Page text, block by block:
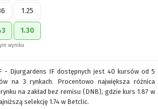
1.25
1.30
wyniku
- Djurgardens IF dostępnych jest 40 kursów od 5
na 3 rynkach. Procentowo największa różnica
na zakład bez remisu (DNB), gdzie kurs 1.87 w
selekcję 1.74 w Betclic.